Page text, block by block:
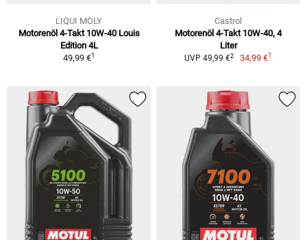
LIQUI MOLY
Motorenöl 4-Takt 10W-40 Louis
Edition 4L
49,99 €1
Castrol
Motorenöl 4-Takt 10W-40, 4
Liter
UVP 49,99 €2 34,99 €1